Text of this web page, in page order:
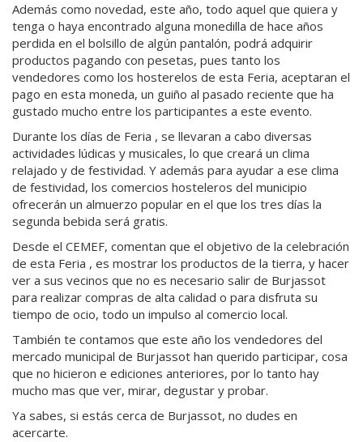
Además como novedad, este año, todo aquel que quiera y
tenga o haya encontrado alguna monedilla de hace años
perdida en el bolsillo de algún pantalón, podrá adquirir
productos pagando con pesetas, pues tanto los
vendedores como los hosterelos de esta Feria, aceptaran el
pago en esta moneda, un guiño al pasado reciente que ha
gustado mucho entre los participantes a este evento.
Durante los días de Feria , se llevaran a cabo diversas
actividades lúdicas y musicales, lo que creará un clima
relajado y de festividad. Y además para ayudar a ese clima
de festividad, los comercios hosteleros del municipio
ofrecerán un almuerzo popular en el que los tres días la
segunda bebida será gratis.
Desde el CEMEF, comentan que el objetivo de la celebración
de esta Feria , es mostrar los productos de la tierra, y hacer
ver a sus vecinos que no es necesario salir de Burjassot
para realizar compras de alta calidad o para disfruta su
tiempo de ocio, todo un impulso al comercio local.
También te contamos que este año los vendedores del
mercado municipal de Burjassot han querido participar, cosa
que no hicieron e ediciones anteriores, por lo tanto hay
mucho mas que ver, mirar, degustar y probar.
Ya sabes, si estás cerca de Burjassot, no dudes en
acercarte.